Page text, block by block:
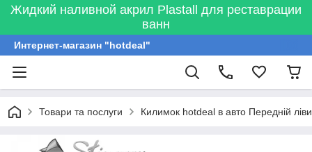
Жидкий наливной акрил Plastall для реставрации
ванн
Интернет-магазин "hotdeal"
Товари та послуги Килимок hotdeal в авто Передній